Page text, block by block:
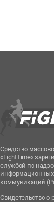
Средство
«FightTime»
службой по
информационных
коммуникаций
Свидетельство о